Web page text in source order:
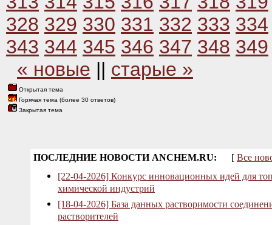
328 329 330 331 332 333 334
343 344 345 346 347 348 349
« новые || старые »
Открытая тема
Горячая тема (более 30 ответов)
Закрытая тема
ПОСЛЕДНИЕ НОВОСТИ ANCHEM.RU: [ Все
[22-04-2026] Конкурс инновационных идей для
химической индустрий
[18-04-2026] База данных растворимости
растворителей